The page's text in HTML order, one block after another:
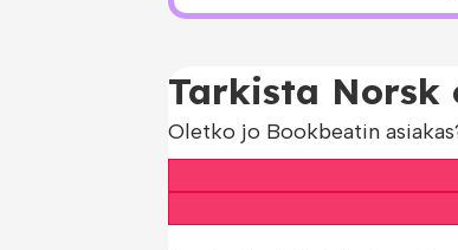
Tarkista Norsk
Oletko jo Bookbeatin